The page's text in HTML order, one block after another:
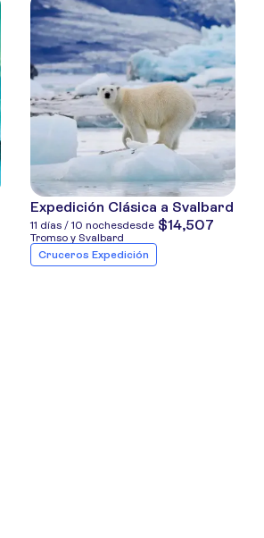
Expedición Clásica a Svalbard
11 días / 10 nochesdesde $14,507
Tromso y Svalbard
Cruceros Expedición